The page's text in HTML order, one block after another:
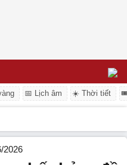
📅 Lịch âm ☀️ Thời tiết
2026